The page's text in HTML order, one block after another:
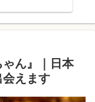
ん』｜日本
えます